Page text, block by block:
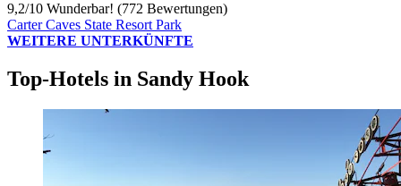
9,2/10 Wunderbar! (772 Bewertungen)
Carter Caves State Resort Park
WEITERE UNTERKÜNFTE
Top-Hotels in Sandy Hook